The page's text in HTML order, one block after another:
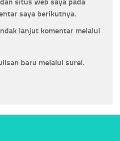
situs web saya pada
saya berikutnya.
lanjut komentar melalui
baru melalui surel.